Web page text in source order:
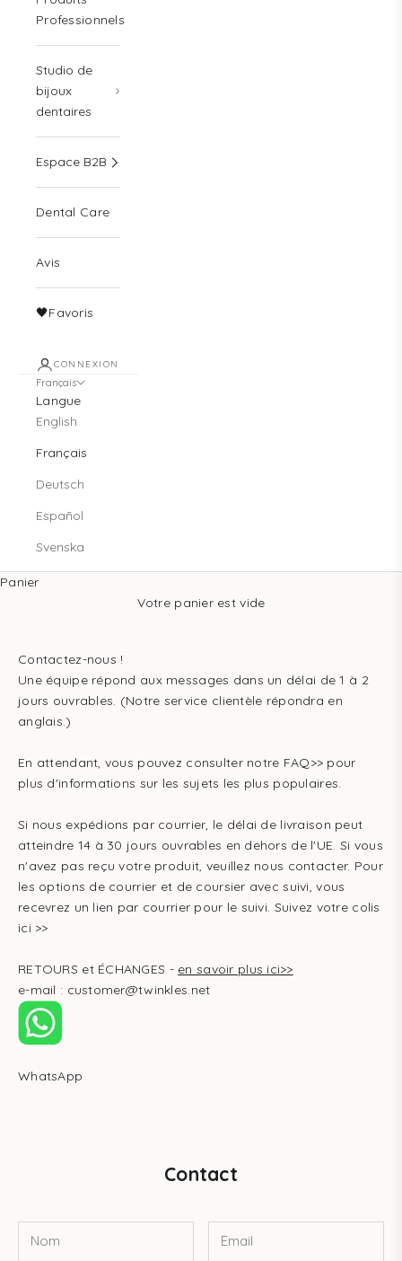
Professionnels
Studio de
bijoux
dentaires
Espace B2B
Dental Care
Avis
🖤Favoris
CONNEXION
Français
Langue
English
Français
Deutsch
Español
Svenska
Panier
Votre panier est vide
Contactez-nous !
Une équipe répond aux messages dans un délai de 1 à 2
jours ouvrables. (Notre service clientèle répondra en
anglais.)
En attendant, vous pouvez consulter notre FAQ>> pour
plus d'informations sur les sujets les plus populaires.
Si nous expédions par courrier, le délai de livraison peut
atteindre 14 à 30 jours ouvrables en dehors de l'UE. Si vous
n'avez pas reçu votre produit, veuillez nous contacter. Pour
les options de courrier et de coursier avec suivi, vous
recevrez un lien par courrier pour le suivi. Suivez votre colis
ici >>
RETOURS et ÉCHANGES - en savoir plus ici>>
e-mail : customer@twinkles.net
WhatsApp
Contact